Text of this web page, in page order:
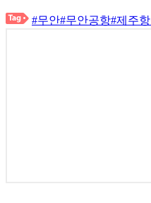
#무안#무안공항#제주